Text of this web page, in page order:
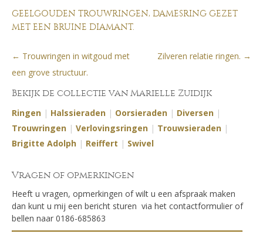
GEELGOUDEN TROUWRINGEN, DAMESRING GEZET
MET EEN BRUINE DIAMANT.
Berichtnavigatie
← Trouwringen in witgoud met
een grove structuur.
Zilveren relatie ringen. →
Bekijk de collectie van Marielle Zuidijk
Ringen | Halssieraden | Oorsieraden | Diversen |
Trouwringen | Verlovingsringen | Trouwsieraden |
Brigitte Adolph | Reiffert | Swivel
Vragen of opmerkingen
Heeft u vragen, opmerkingen of wilt u een afspraak maken
dan kunt u mij een bericht sturen via het contactformulier of
bellen naar 0186-685863